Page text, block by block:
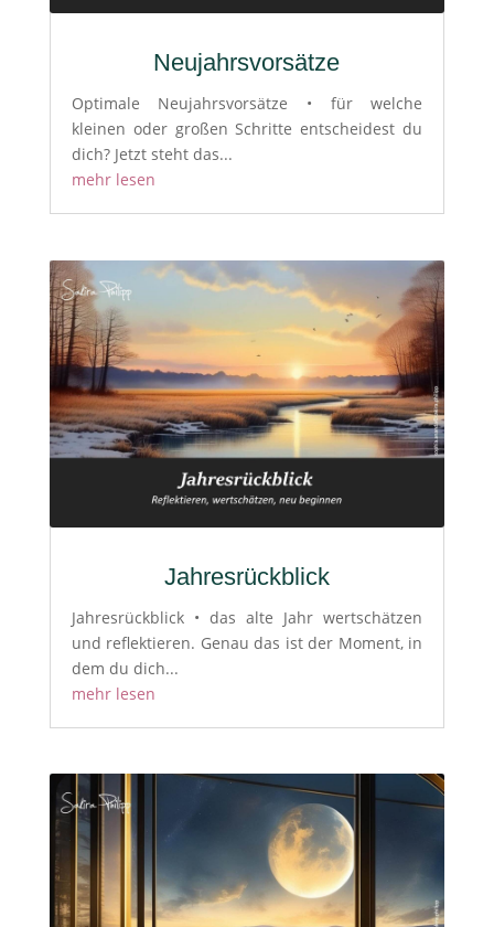
Neujahrsvorsätze
Optimale Neujahrsvorsätze • für welche
kleinen oder großen Schritte entscheidest du
dich? Jetzt steht das...
mehr lesen
Jahresrückblick
Jahresrückblick • das alte Jahr wertschätzen
und reflektieren. Genau das ist der Moment, in
dem du dich...
mehr lesen